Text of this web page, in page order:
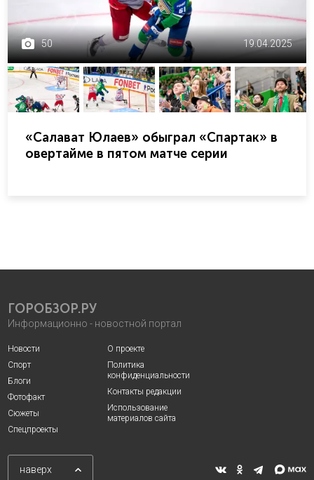
50 19.04.2025
«Салават Юлаев» обыграл «Спартак» в
овертайме в пятом матче серии
ГОРОБЗОР.РУ
Информационно - новостной портал
Новости
Спорт
Блоги
Фотофакт
Сюжеты
Спецпроекты
О проекте
Политика
конфиденциальности
Контакты редакции
Использование
материалов сайта
наверх